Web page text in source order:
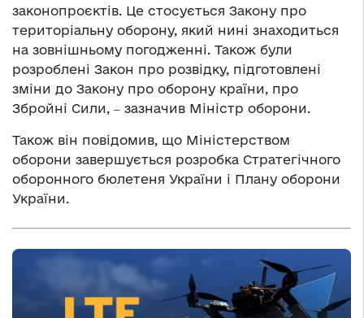
законопроєктів. Це стосується Закону про
територіальну оборону, який нині знаходиться
на зовнішньому погодженні. Також були
розроблені Закон про розвідку, підготовлені
зміни до Закону про оборону країни, про
Збройні Сили, ‒ зазначив Міністр оборони.
Також він повідомив, що Міністерством
оборони завершується розробка Стратегічного
оборонного бюлетеня України і Плану оборони
України.